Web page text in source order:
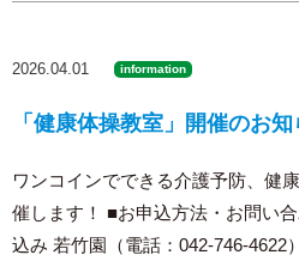
2026.04.01 information
「健康体操教室」開催のお
ワンコインでできる介護予防、健
催します！ ■お申込方法・お問い
込み 若竹園（電話：042-746-4622）